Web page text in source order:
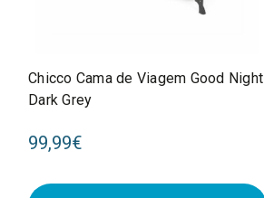
Chicco Cama de Viagem Good Night
Dark Grey
99,99€